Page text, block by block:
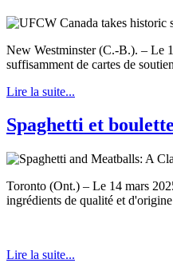
New Westminster (C.-B.). – Le
suffisamment de cartes de
Lire la suite...
Spaghetti et
Toronto (Ont.) – Le 14 mars
ingrédients de qualité et
Lire la suite...